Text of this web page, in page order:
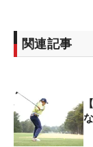
関連記事